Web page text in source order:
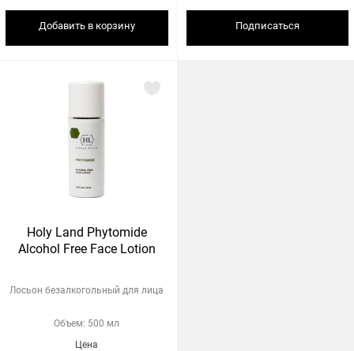
Добавить в корзину Подписаться
Holy Land Phytomide
Alcohol Free Face Lotion
Лосьон безалкогольный для лица
Объем: 500 мл
Цена